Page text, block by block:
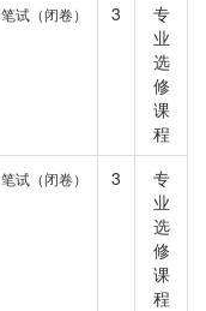
笔试（闭卷） 3
专
业
选
修
课
程
笔试（闭卷） 3
专
业
选
修
课
程